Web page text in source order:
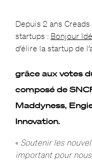
Depuis 2 ans
startups : Bonjour
d’élire la startup de
grâce aux votes
composé de
Maddyness,
Innovation.
« Soutenir les
important pour nous,